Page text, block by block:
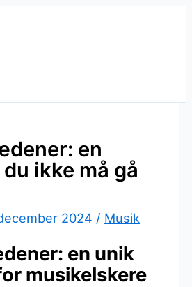
en
ikke må gå
2024 / Musik
en unik
musikelskere